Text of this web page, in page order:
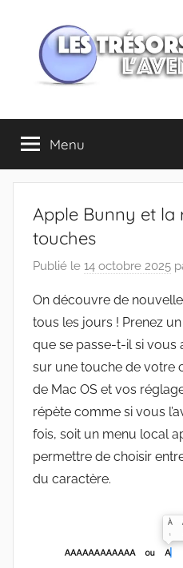
contenu
Les
trésors
de
l'Aventure
Apple
Menu
Apple Bunny et la
touches
Publié le 14 octobre 2025
On découvre de
tous les jours ! Prenez
que se passe-t-il si
sur une touche de votre
de Mac OS et vos
répète comme si vous
fois, soit un menu local
permettre de choisir
du caractère.